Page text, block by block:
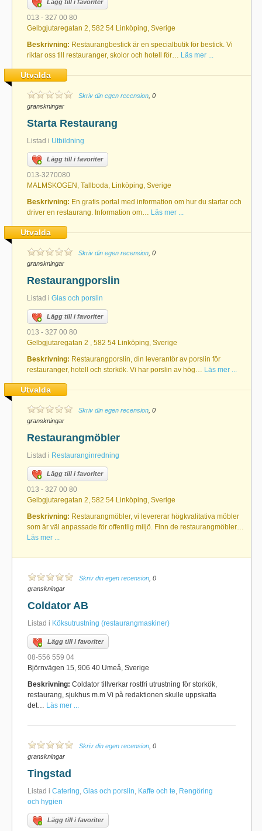
Lägg till i favoriter
013 - 327 00 80
Gelbgjutaregatan 2, 582 54 Linköping, Sverige
Beskrivning: Restaurangbestick är en specialbutik för bestick. Vi
riktar oss till restauranger, skolor och hotell för… Läs mer ...
Utvalda
Skriv din egen recension , 0
granskningar
Starta Restaurang
Listad i Utbildning
Lägg till i favoriter
013-3270080
MALMSKOGEN, Tallboda, Linköping, Sverige
Beskrivning: En gratis portal med information om hur du startar och
driver en restaurang. Information om… Läs mer ...
Utvalda
Skriv din egen recension , 0
granskningar
Restaurangporslin
Listad i Glas och porslin
Lägg till i favoriter
013 - 327 00 80
Gelbgjutaregatan 2 , 582 54 Linköping, Sverige
Beskrivning: Restaurangporslin, din leverantör av porslin för
restauranger, hotell och storkök. Vi har porslin av hög… Läs mer ...
Utvalda
Skriv din egen recension , 0
granskningar
Restaurangmöbler
Listad i Restauranginredning
Lägg till i favoriter
013 - 327 00 80
Gelbgjutaregatan 2, 582 54 Linköping, Sverige
Beskrivning: Restaurangmöbler, vi levererar högkvalitativa möbler
som är väl anpassade för offentlig miljö. Finn de restaurangmöbler…
Läs mer ...
Skriv din egen recension , 0
granskningar
Coldator AB
Listad i Köksutrustning (restaurangmaskiner)
Lägg till i favoriter
08-556 559 04
Björnvägen 15, 906 40 Umeå, Sverige
Beskrivning: Coldator tillverkar rostfri utrustning för storkök,
restaurang, sjukhus m.m Vi på redaktionen skulle uppskatta
det… Läs mer ...
Skriv din egen recension , 0
granskningar
Tingstad
Listad i Catering, Glas och porslin, Kaffe och te, Rengöring
och hygien
Lägg till i favoriter